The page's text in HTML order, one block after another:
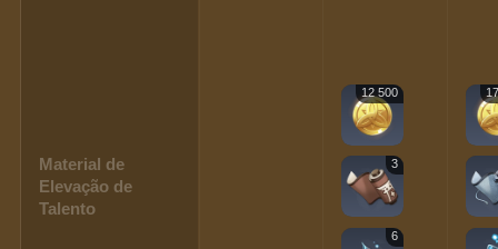
Material de
Elevação de
Talento
12 500
3
6